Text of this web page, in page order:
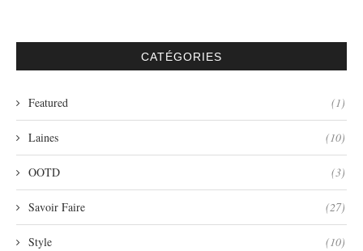
CATÉGORIES
Featured (1)
Laines (10)
OOTD (3)
Savoir Faire (27)
Style (10)